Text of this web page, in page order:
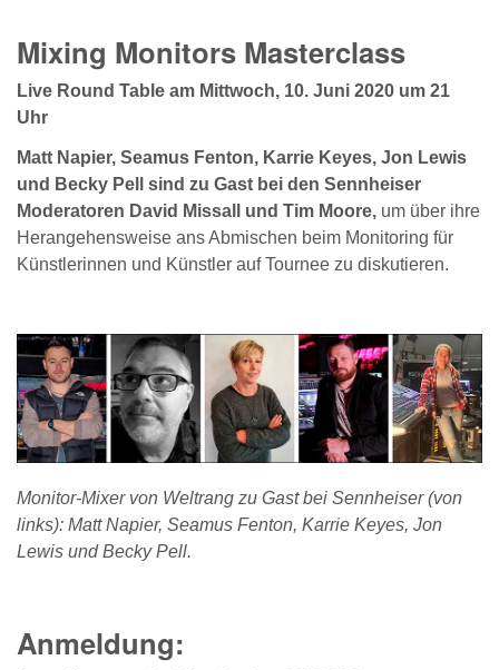
Mixing Monitors Masterclass
Live Round Table am Mittwoch, 10. Juni 2020 um 21
Uhr
Matt Napier, Seamus Fenton, Karrie Keyes, Jon Lewis
und Becky Pell sind zu Gast bei den Sennheiser
Moderatoren David Missall und Tim Moore, um über ihre
Herangehensweise ans Abmischen beim Monitoring für
Künstlerinnen und Künstler auf Tournee zu diskutieren.
Monitor-Mixer von Weltrang zu Gast bei Sennheiser (von
links): Matt Napier, Seamus Fenton, Karrie Keyes, Jon
Lewis und Becky Pell.
Anmeldung: